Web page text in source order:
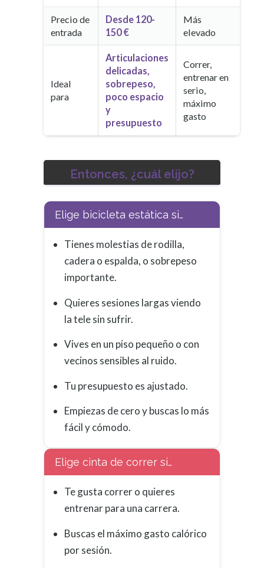
Precio de
entrada
Desde 120-
150 €
Más
elevado
Ideal
para
Articulaciones
delicadas,
sobrepeso,
poco espacio
y
presupuesto
Correr,
entrenar en
serio,
máximo
gasto
Entonces, ¿cuál elijo?
Elige bicicleta estática si…
Tienes molestias de rodilla,
cadera o espalda, o sobrepeso
importante.
Quieres sesiones largas viendo
la tele sin sufrir.
Vives en un piso pequeño o con
vecinos sensibles al ruido.
Tu presupuesto es ajustado.
Empiezas de cero y buscas lo más
fácil y cómodo.
Elige cinta de correr si…
Te gusta correr o quieres
entrenar para una carrera.
Buscas el máximo gasto calórico
por sesión.